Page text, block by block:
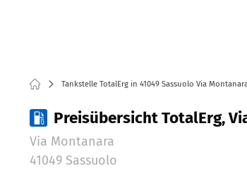
Tankstelle TotalErg in 41049 Sassuolo Via
Preisübersicht TotalErg,
Via Montanara
41049 Sassuolo